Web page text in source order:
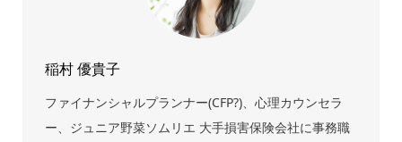
稲村 優貴子
ファイナンシャルプランナー(CFP?)、心理カウンセラ
ー、ジュニア野菜ソムリエ 大手損害保険会社に事務職